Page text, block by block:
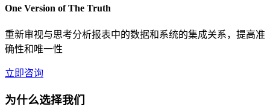
One Version of The Truth
重新审视与思考分析报表中的数据和系统的集成关系，提高准
确性和唯一性
立即咨询
为什么选择我们